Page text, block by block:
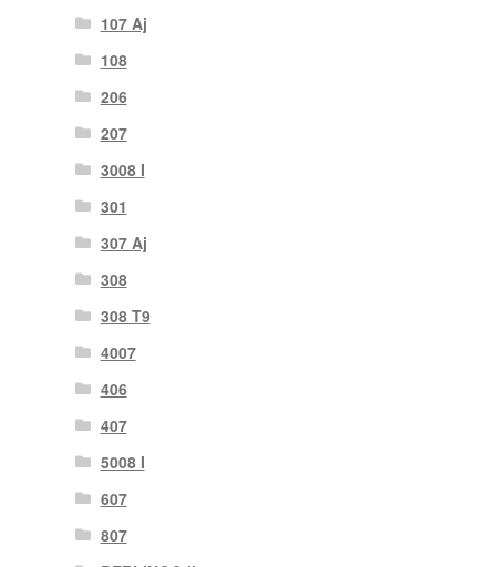
107 Aj
108
206
207
3008 I
301
307 Aj
308
308 T9
4007
406
407
5008 I
607
807